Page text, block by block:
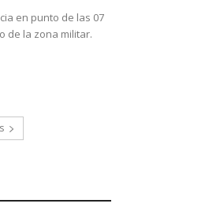
en punto de las 07